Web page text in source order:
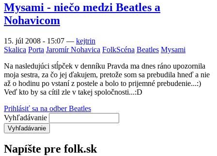
Mysami - niečo medzi Beatles a
Nohavicom
15. júl 2008 - 15:07 — kejtrin
Skalica Porta Jaromír Nohavica FolkScéna Beatles Mysami
Na nasledujúci stĺpček v denníku Pravda ma dnes ráno upozornila
moja sestra, za čo jej ďakujem, pretože som sa prebudila hneď a nie
až o hodinu po vstaní z postele a bolo to prijemné prebudenie...:)
Veď kto by sa cítil zle v takej spoločnosti...:D
Prihlásiť sa na odber Beatles
Vyhľadávanie
Napíšte pre folk.sk